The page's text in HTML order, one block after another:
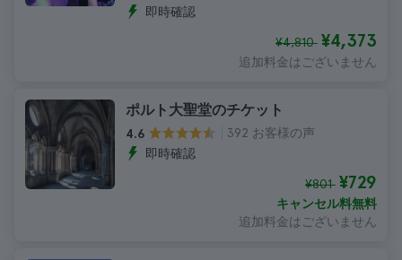
即時確認
¥4,810 ¥4,373
追加料金はございません
ポルト大聖堂のチケット
4.6
392 お客様の声
即時確認
¥801 ¥729
キャンセル料無料
追加料金はございません